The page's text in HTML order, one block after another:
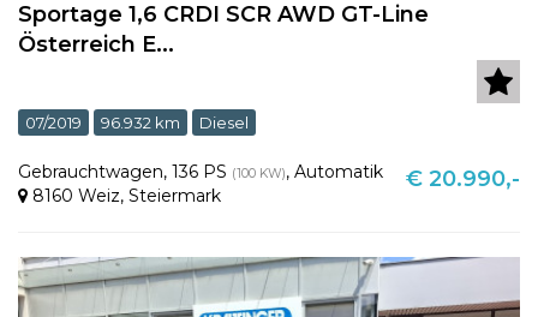
Sportage 1,6 CRDI SCR AWD GT-Line
Österreich E...
07/2019 96.932 km Diesel
Gebrauchtwagen, 136 PS (100 KW), Automatik
8160 Weiz, Steiermark
€ 20.990,-